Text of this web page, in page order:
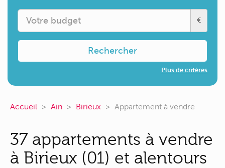
€
Rechercher
Plus de critères
Accueil Ain Birieux Appartement à vendre
37 appartements à vendre
à Birieux (01) et alentours